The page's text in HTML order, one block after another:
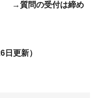
→質問の受付は締め
日更新）